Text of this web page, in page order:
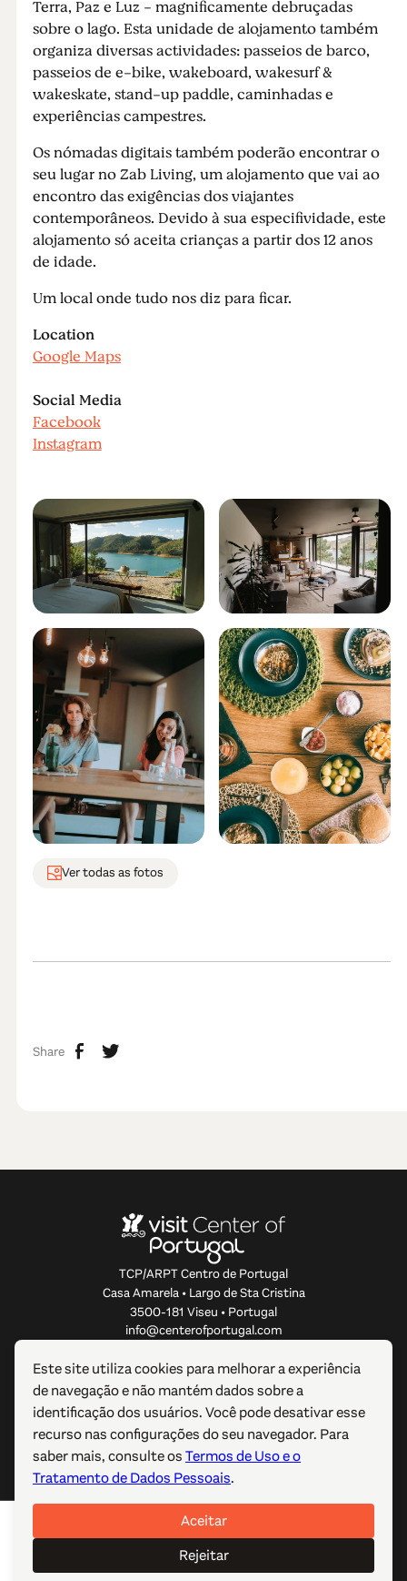
Terra, Paz e Luz - magnificamente debruçadas
sobre o lago. Esta unidade de alojamento também
organiza diversas actividades: passeios de barco,
passeios de e-bike, wakeboard, wakesurf &
wakeskate, stand-up paddle, caminhadas e
experiências campestres.
Os nómadas digitais também poderão encontrar o
seu lugar no Zab Living, um alojamento que vai ao
encontro das exigências dos viajantes
contemporâneos. Devido à sua especifividade, este
alojamento só aceita crianças a partir dos 12 anos
de idade.
Um local onde tudo nos diz para ficar.
Location
Google Maps
Social Media
Facebook
Instagram
Ver todas as fotos
Share
TCP/ARPT Centro de Portugal
Casa Amarela • Largo de Sta Cristina
3500-181 Viseu • Portugal
info@centerofportugal.com
SOBRE ESTE WEBSITE
LIGAÇÕES ÚTEIS
SIGA-NOS
© 2012-2026 TCP/ARPT Centro de Portugal. Todos os
direitos reservados. Made byGOMO Digital
Este site utiliza cookies para melhorar a experiência
de navegação e não mantém dados sobre a
identificação dos usuários. Você pode desativar esse
recurso nas configurações do seu navegador. Para
saber mais, consulte osTermos de Uso e o
Tratamento de Dados Pessoais.
Aceitar
Rejeitar